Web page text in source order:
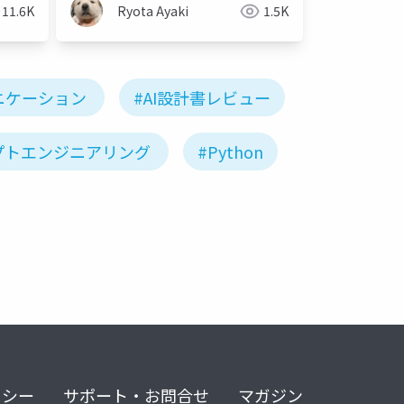
11.6K Ryota Ayaki 1.5K
ーション #AI設計書レビュー
エンジニアリング #Python
ー サポート・お問合せ マガジン